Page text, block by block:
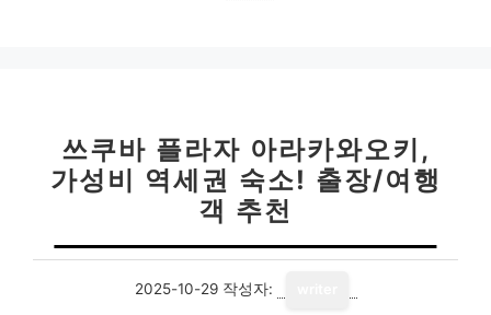
쓰쿠바 플라자 아라카와오키,
가성비 역세권 숙소! 출장/여행
객 추천
2025-10-29 작성자: